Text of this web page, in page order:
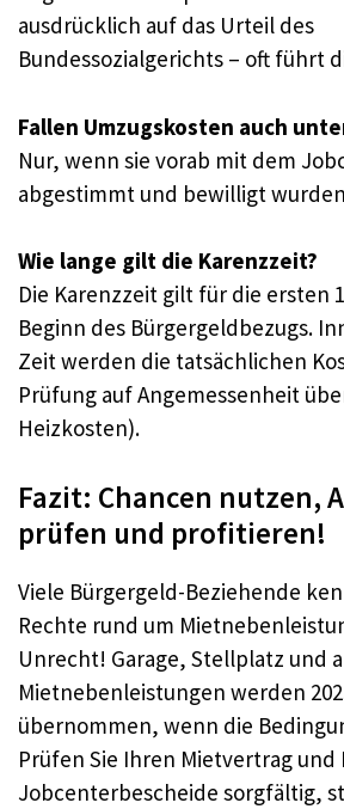
ausdrücklich auf das Urteil des
Bundessozialgerichts – oft führt
Fallen Umzugskosten auch
Nur, wenn sie vorab mit dem
abgestimmt und bewilligt
Wie lange gilt die Karenzzeit?
Die Karenzzeit gilt für die ersten
Beginn des Bürgergeldbezugs.
Zeit werden die tatsächlichen
Prüfung auf Angemessenheit
Heizkosten).
Fazit: Chancen nutzen,
prüfen und profitieren!
Viele Bürgergeld-Beziehende
Rechte rund um
Unrecht! Garage, Stellplatz und
Mietnebenleistungen werden
übernommen, wenn die
Prüfen Sie Ihren Mietvertrag und
Jobcenterbescheide sorgfältig,